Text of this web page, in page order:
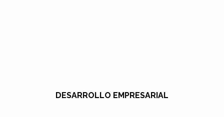
DESARROLLO EMPRESARIAL